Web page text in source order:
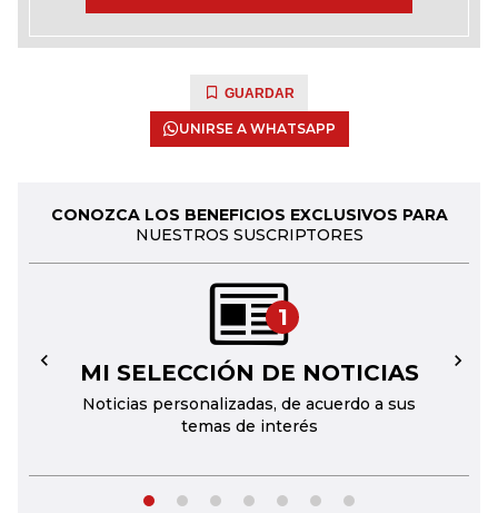
GUARDAR
UNIRSE A WHATSAPP
CONOZCA LOS BENEFICIOS EXCLUSIVOS PARA
NUESTROS SUSCRIPTORES
1
MI SELECCIÓN DE NOTICIAS
Noticias personalizadas, de acuerdo a sus
temas de interés
← →